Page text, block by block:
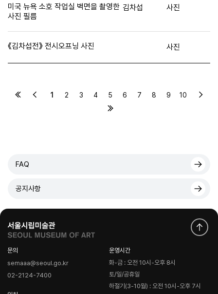
미국 뉴욕 소호 작업실 벽면을 촬영한
사진 필름
김차섭 사진
《김차섭전》 전시오프닝 사진 사진
1 2 3 4 5 6 7 8 9 10
FAQ
공지사항
문의
semaaa@seoul.go.kr
02-2124-7400
운영시간
화-금 : 오전 10시-오후 8시
토/일/공휴일
하절기(3-10월) : 오전 10시-오후 7시